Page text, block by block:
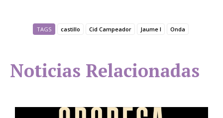
TAGS castillo Cid Campeador Jaume I Onda
Noticias Relacionadas